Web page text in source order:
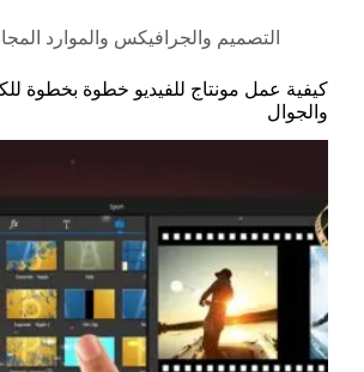
التصميم والجرافيكس والموارد
كيفية عمل مونتاج للفيديو خطوة بخطوة
والجوال